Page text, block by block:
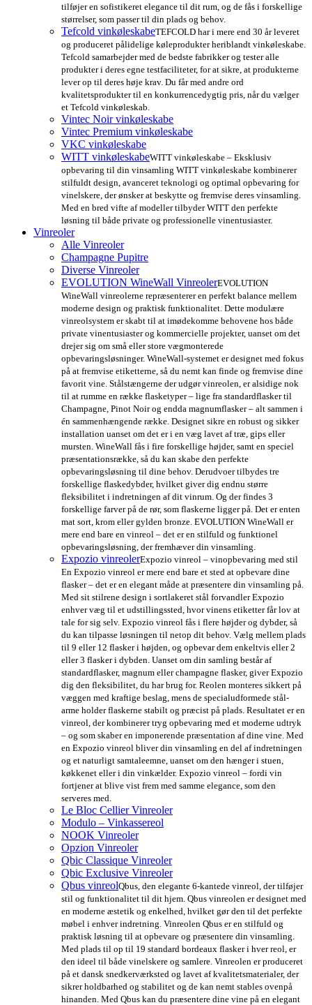
tilføjer en sofistikeret elegance til dit rum, og de fås i forskellige
størrelser, som passer til din plads og behov.
Tefcold vinkøleskabeTEFCOLD har i mere end 30 år leveret
og produceret pålidelige køleprodukter heriblandt vinkøleskabe.
Tefcold samarbejder med de bedste fabrikker og tester alle
produkter i deres egne testfaciliteter, for at sikre, at produkterne
lever op til deres høje krav. Du får med andre ord
kvalitetsprodukter til en konkurrencedygtig pris, når du vælger
et Tefcold vinkøleskab.
Vintec Noir vinkøleskabe
Vintec Premium vinkøleskabe
VKC vinkøleskabe
WITT vinkøleskabeWITT vinkøleskabe – Eksklusiv
opbevaring til din vinsamling WITT vinkøleskabe kombinerer
stilfuldt design, avanceret teknologi og optimal opbevaring for
vinelskere, der ønsker at beskytte og fremvise deres vinsamling.
Med en bred vifte af modeller tilbyder WITT den perfekte
løsning til både private og professionelle vinentusiaster.
Vinreoler
Alle Vinreoler
Champagne Pupitre
Diverse Vinreoler
EVOLUTION WineWall VinreolerEVOLUTION
WineWall vinreolerne repræsenterer en perfekt balance mellem
moderne design og praktisk funktionalitet. Dette modulære
vinreolsystem er skabt til at imødekomme behovene hos både
private vinentusiaster og kommercielle projekter, uanset om det
drejer sig om små eller store vægmonterede
opbevaringsløsninger. WineWall-systemet er designet med fokus
på at fremvise etiketterne, så du nemt kan finde og fremvise dine
favorit vine. Stålstængerne der udgør vinreolen, er alsidige nok
til at rumme en række flasketyper – lige fra standardflasker til
Champagne, Pinot Noir og endda magnumflasker – alt sammen i
én sammenhængende række. Designet sikre en robust og sikker
installation uanset om det er i en væg lavet af træ, gips eller
mursten. WineWall fås i fire forskellige højder, samt en speciel
præsentationsrække, så du kan skabe den perfekte
opbevaringsløsning til dine behov. Derudvoer tilbydes tre
forskellige flaskedybder, hvilket giver dig endnu større
fleksibilitet i indretningen af dit vinrum. Og der findes 3
forskellige farver på de rør, som flaskerne ligger på. Det er enten
mat sort, krom eller gylden bronze. EVOLUTION WineWall er
mere end bare en vinreol – det er en stilfuld og funktionel
opbevaringsløsning, der fremhæver din vinsamling.
Expozio vinreolerExpozio vinreol – vinopbevaring med stil
En Expozio vinreol er mere end bare et sted at opbevare dine
flasker – det er en elegant måde at præsentere din vinsamling på.
Med sit stilrene design i sortlakeret stål forvandler Expozio
enhver væg til et udstillingssted, hvor vinens etiketter får lov at
tale for sig selv. Expozio vinreol fås i flere højder og dybder, så
du kan tilpasse løsningen til netop dit behov. Vælg mellem plads
til 9 eller 12 flasker i højden, og opbevar dem enkeltvis eller 2
eller 3 flasker i dybden. Uanset om din samling består af
standardflasker, magnum eller champagne flasker, giver Expozio
dig den fleksibilitet, du har brug for. Reolen monteres sikkert på
væggen med kraftige beslag, mens de specialudformede stål-
arme holder flaskerne stabilt og præcist på plads. Resultatet er en
vinreol, der kombinerer tryg opbevaring med et moderne udtryk
– og som skaber en imponerende præsentation af dine vine. Med
en Expozio vinreol bliver din vinsamling en del af indretningen
og et naturligt samtaleemne, uanset om den hænger i stuen,
køkkenet eller i din vinkælder. Expozio vinreol – fordi vin
fortjener at blive vist frem med samme elegance, som den
serveres med.
Le Bloc Cellier Vinreoler
Modulo – Vinkassereol
NOOK Vinreoler
Opzion Vinreoler
Qbic Classique Vinreoler
Qbic Exclusive Vinreoler
Qbus vinreolQbus, den elegante 6-kantede vinreol, der tilføjer
stil og funktionalitet til dit hjem. Qbus vinreolen er designet med
en moderne æstetik og enkelhed, hvilket gør den til det perfekte
møbel i enhver indretning. Vinreolen Qbus er en stilfuld og
praktisk løsning til at opbevare og præsentere din vinsamling.
Med plads til op til 19 standard bordeaux flasker i hver reol, er
den ideel til både vinelskere og samlere. Vinreolen er produceret
på et dansk snedkerværksted og lavet af kvalitetsmaterialer, der
sikrer holdbarhed og stabilitet og de kan nemt stables ovenpå
hinanden. Med Qbus kan du præsentere dine vine på en elegant